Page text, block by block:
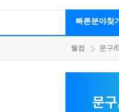
빠른분야찾기
웰컴 문구/
문